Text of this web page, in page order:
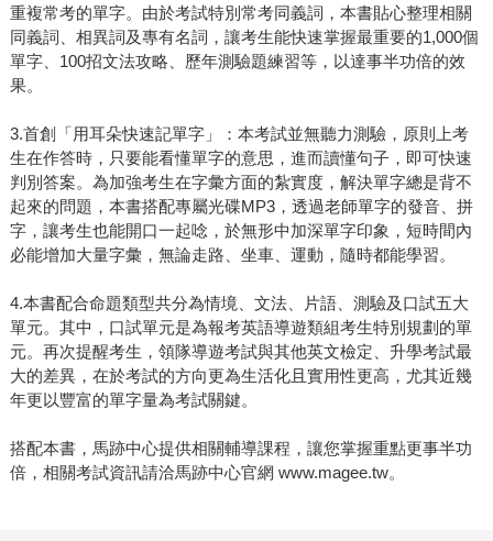
重複常考的單字。由於考試特別常考同義詞，本書貼心整理相關
同義詞、相異詞及專有名詞，讓考生能快速掌握最重要的1,000個
單字、100招文法攻略、歷年測驗題練習等，以達事半功倍的效
果。
3.首創「用耳朵快速記單字」：本考試並無聽力測驗，原則上考
生在作答時，只要能看懂單字的意思，進而讀懂句子，即可快速
判別答案。為加強考生在字彙方面的紮實度，解決單字總是背不
起來的問題，本書搭配專屬光碟MP3，透過老師單字的發音、拼
字，讓考生也能開口一起唸，於無形中加深單字印象，短時間內
必能增加大量字彙，無論走路、坐車、運動，隨時都能學習。
4.本書配合命題類型共分為情境、文法、片語、測驗及口試五大
單元。其中，口試單元是為報考英語導遊類組考生特別規劃的單
元。再次提醒考生，領隊導遊考試與其他英文檢定、升學考試最
大的差異，在於考試的方向更為生活化且實用性更高，尤其近幾
年更以豐富的單字量為考試關鍵。
搭配本書，馬跡中心提供相關輔導課程，讓您掌握重點更事半功
倍，相關考試資訊請洽馬跡中心官網 www.magee.tw。